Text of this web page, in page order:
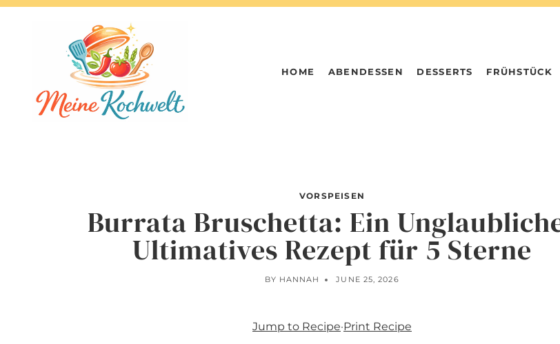
Skip
HOME ABENDESSEN DESSERTS FRÜHSTÜCK
VORSPEISEN
Burrata Bruschetta: Ein
Ultimatives Rezept für 5 Sterne
BY HANNAH JUNE 25, 2026
Jump to Recipe·Print Recipe